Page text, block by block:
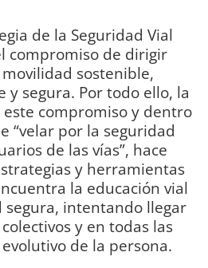
de la Seguridad Vial
compromiso de dirigir
sostenible,
y segura. Por todo ello, la
este compromiso y dentro
“velar por la seguridad
de las vías”, hace
y herramientas
la educación vial
intentando llegar
y en todas las
de la persona.